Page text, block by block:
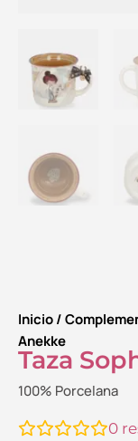
Inicio/
Anekke
Taza
100% Porcelana
0